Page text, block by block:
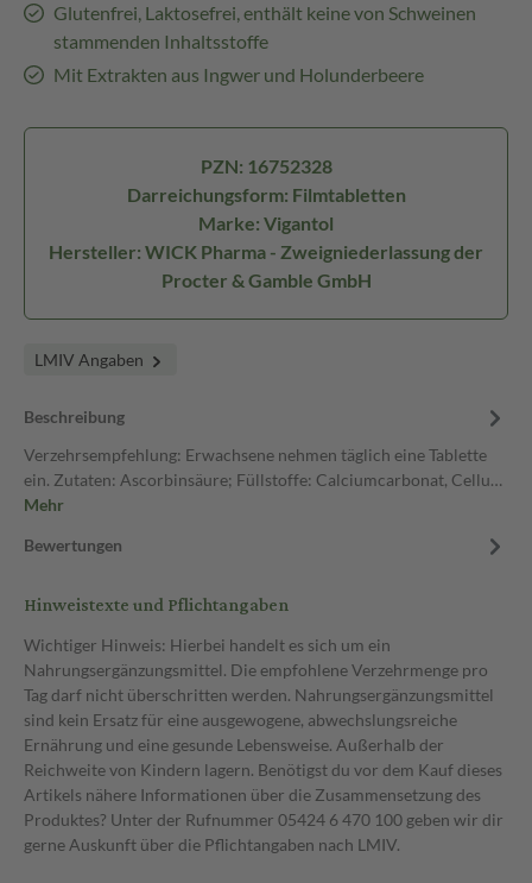
Glutenfrei, Laktosefrei, enthält keine von Schweinen
stammenden Inhaltsstoffe
Mit Extrakten aus Ingwer und Holunderbeere
PZN: 16752328
Darreichungsform: Filmtabletten
Marke: Vigantol
Hersteller: WICK Pharma - Zweigniederlassung der
Procter & Gamble GmbH
LMIV Angaben
Beschreibung
Verzehrsempfehlung: Erwachsene nehmen täglich eine Tablette
ein. Zutaten: Ascorbinsäure; Füllstoffe: Calciumcarbonat, Cellu…
Mehr
Bewertungen
Hinweistexte und Pflichtangaben
Wichtiger Hinweis: Hierbei handelt es sich um ein
Nahrungsergänzungsmittel. Die empfohlene Verzehrmenge pro
Tag darf nicht überschritten werden. Nahrungsergänzungsmittel
sind kein Ersatz für eine ausgewogene, abwechslungsreiche
Ernährung und eine gesunde Lebensweise. Außerhalb der
Reichweite von Kindern lagern. Benötigst du vor dem Kauf dieses
Artikels nähere Informationen über die Zusammensetzung des
Produktes? Unter der Rufnummer 05424 6 470 100 geben wir dir
gerne Auskunft über die Pflichtangaben nach LMIV.